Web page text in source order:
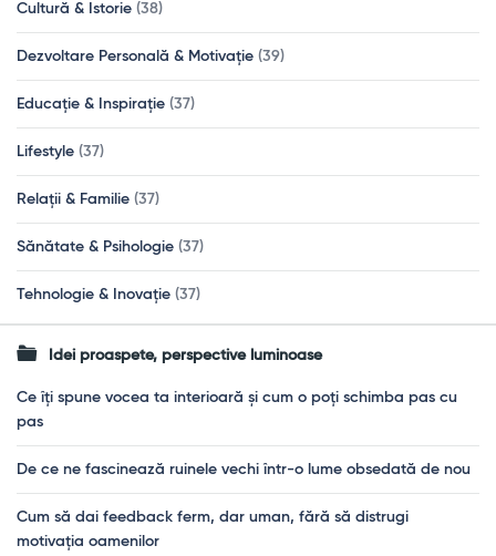
Cultură & Istorie (38)
Dezvoltare Personală & Motivație (39)
Educație & Inspirație (37)
Lifestyle (37)
Relații & Familie (37)
Sănătate & Psihologie (37)
Tehnologie & Inovație (37)
Idei proaspete, perspective luminoase
Ce îți spune vocea ta interioară și cum o poți schimba pas cu
pas
De ce ne fascinează ruinele vechi într-o lume obsedată de nou
Cum să dai feedback ferm, dar uman, fără să distrugi
motivația oamenilor